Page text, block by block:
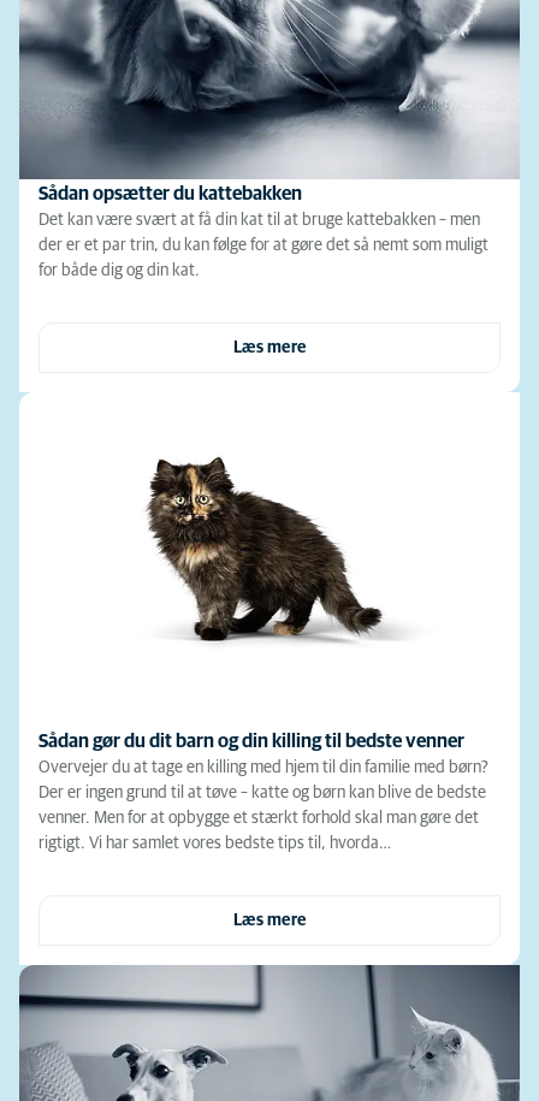
Sådan opsætter du kattebakken
Det kan være svært at få din kat til at bruge kattebakken – men
der er et par trin, du kan følge for at gøre det så nemt som muligt
for både dig og din kat.
Læs mere
Sådan gør du dit barn og din killing til bedste venner
Overvejer du at tage en killing med hjem til din familie med børn?
Der er ingen grund til at tøve – katte og børn kan blive de bedste
venner. Men for at opbygge et stærkt forhold skal man gøre det
rigtigt. Vi har samlet vores bedste tips til, hvorda…
Læs mere